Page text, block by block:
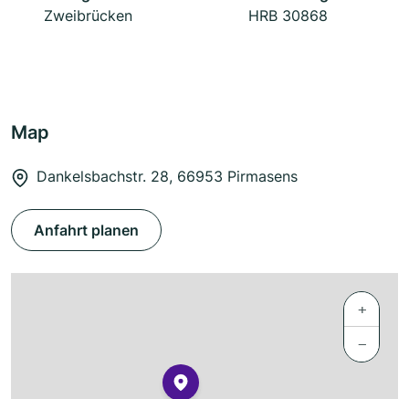
Zweibrücken
HRB 30868
Map
Dankelsbachstr. 28, 66953 Pirmasens
Anfahrt planen
+
−